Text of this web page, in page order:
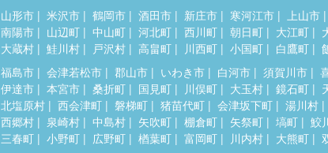
山形市 米沢市 鶴岡市 酒田市 新庄市 寒河江市 上山市
南陽市
山辺町 中山町 河北町 西川町 朝日町 大江町
大蔵村
鮭川村 戸沢村 高畠町 川西町 小国町 白鷹町
福島市 会津若松市 郡山市 いわき市 白河市 須賀川市
伊達市
本宮市 桑折町 国見町 川俣町 大玉村 鏡石町
北塩原村
西会津町 磐梯町 猪苗代町 会津坂下町 湯川村
西郷村
泉崎村 中島村 矢吹町 棚倉町 矢祭町 塙町 鮫
三春町
小野町 広野町 楢葉町 富岡町 川内村 大熊町